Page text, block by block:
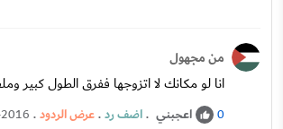
من مجهول
انا لو مكانك لا اتزوجها ففرق الطول كبير
0 اعجبني .اضف رد.عرض الردود.